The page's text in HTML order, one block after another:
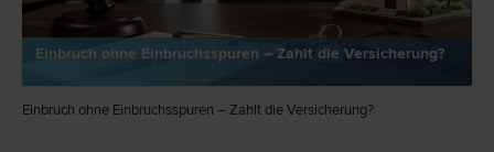
Einbruch ohne Einbruchsspuren – Zahlt die Versicherung?
Einbruch ohne Einbruchsspuren – Zahlt die Versicherung?